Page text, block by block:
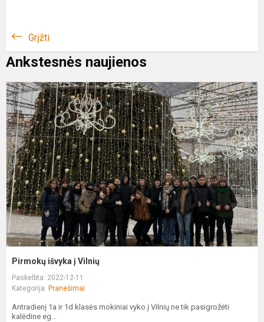
Grįžti
Ankstesnės naujienos
Pirmokų išvyka į Vilnių
Paskelbta: 2022-12-11
Kategorija: Pranešimai
Antradienį 1a ir 1d klasės mokiniai vyko į Vilnių ne tik pasigrožėti
kalėdine eg...